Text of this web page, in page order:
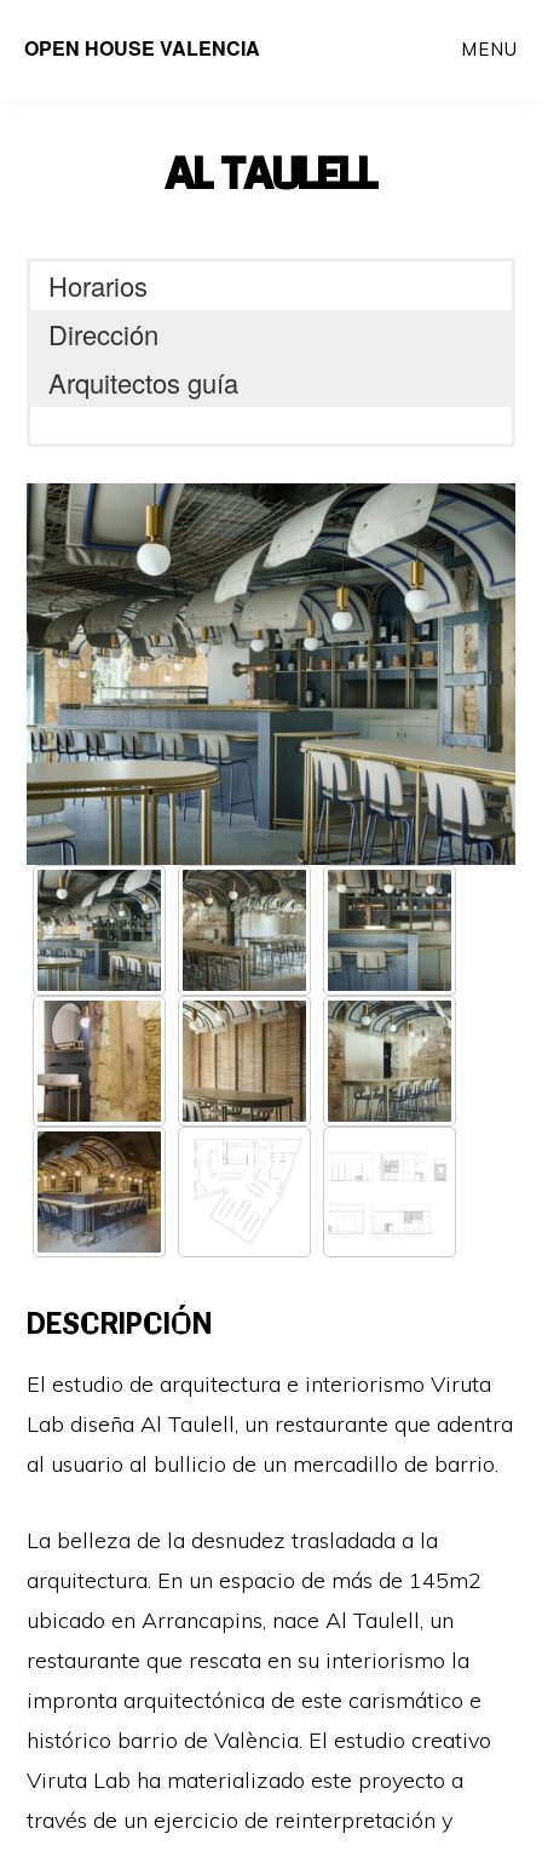
OPEN HOUSE VALENCIA MENU
AL TAULELL
Horarios
Dirección
Arquitectos guía
Valencia
DESCRIPCIÓN
El estudio de arquitectura e interiorismo Viruta
Lab diseña Al Taulell, un restaurante que adentra
al usuario al bullicio de un mercadillo de barrio.
La belleza de la desnudez trasladada a la
arquitectura. En un espacio de más de 145m2
ubicado en Arrancapins, nace Al Taulell, un
restaurante que rescata en su interiorismo la
impronta arquitectónica de este carismático e
histórico barrio de València. El estudio creativo
Viruta Lab ha materializado este proyecto a
través de un ejercicio de reinterpretación y